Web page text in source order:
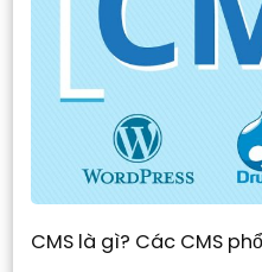
CMS là gì? Các CMS